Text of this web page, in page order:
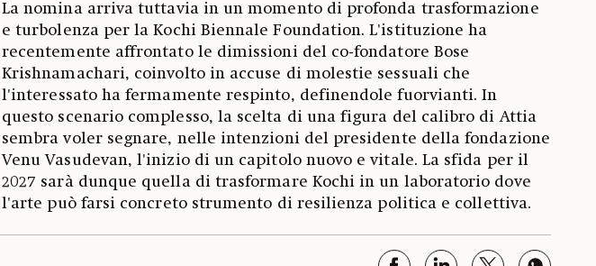
La nomina arriva tuttavia in un momento di profonda trasformazione
e turbolenza per la Kochi Biennale Foundation. L'istituzione ha
recentemente affrontato le dimissioni del co-fondatore Bose
Krishnamachari, coinvolto in accuse di molestie sessuali che
l'interessato ha fermamente respinto, definendole fuorvianti. In
questo scenario complesso, la scelta di una figura del calibro di Attia
sembra voler segnare, nelle intenzioni del presidente della fondazione
Venu Vasudevan, l'inizio di un capitolo nuovo e vitale. La sfida per il
2027 sarà dunque quella di trasformare Kochi in un laboratorio dove
l'arte può farsi concreto strumento di resilienza politica e collettiva.